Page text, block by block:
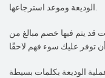
الوديعة وموعد استرجاعها.
قد يتم فيها خصم مبالغ من
الوديعة بكلمات بسيطة